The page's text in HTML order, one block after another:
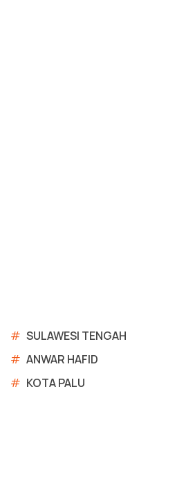
# SULAWESI TENGAH
# ANWAR HAFID
# KOTA PALU